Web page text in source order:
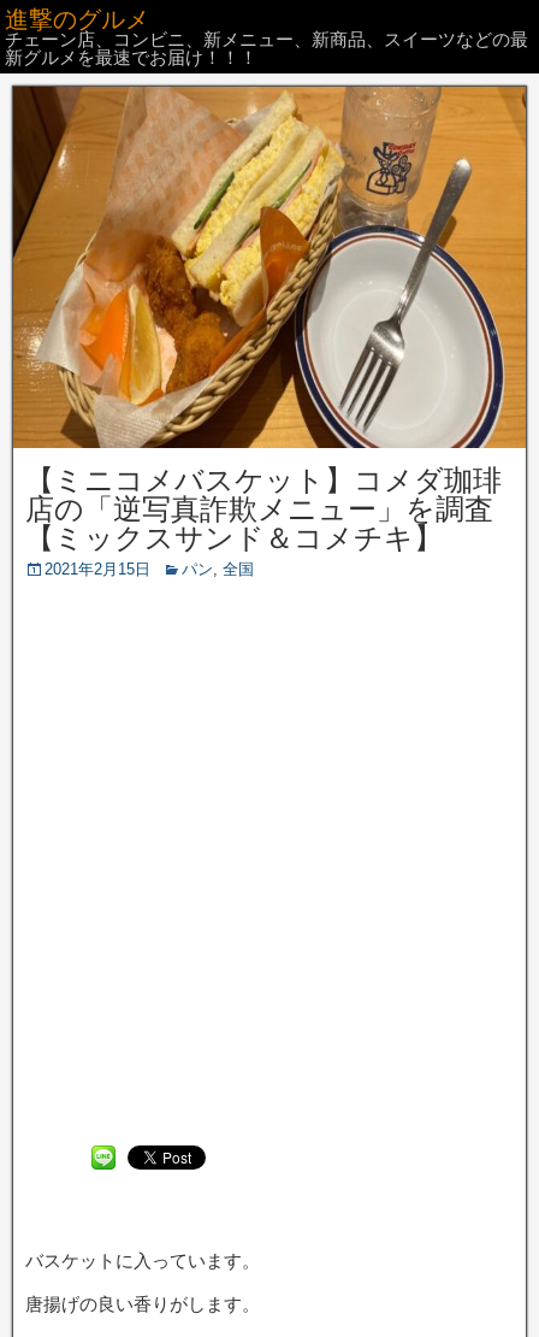
進撃のグルメ
チェーン店、コンビニ、新メニュー、新商品、スイーツなどの最
新グルメを最速でお届け！！！
【ミニコメバスケット】コメダ珈琲
店の「逆写真詐欺メニュー」を調査
【ミックスサンド＆コメチキ】
2021年2月15日 パン, 全国
バスケットに入っています。
唐揚げの良い香りがします。